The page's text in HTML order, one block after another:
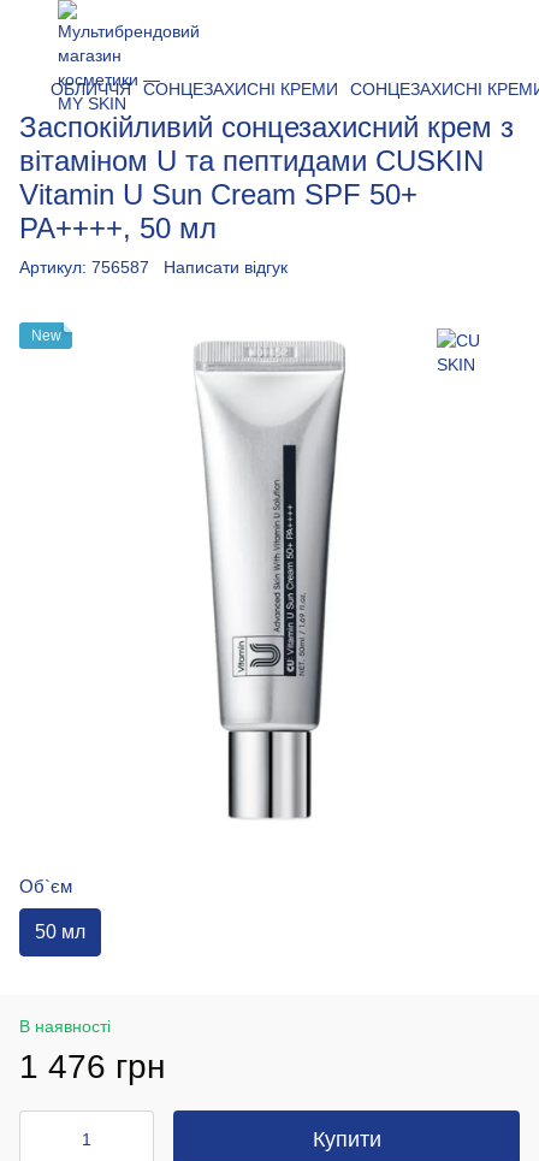
ОБЛИЧЧЯ СОНЦЕЗАХИСНІ КРЕМИ СОНЦЕЗАХИСНІ
Заспокійливий сонцезахисний крем з
вітаміном U та пептидами CUSKIN
Vitamin U Sun Cream SPF 50+
PA++++, 50 мл
Артикул: 756587 Написати відгук
New
Об`єм
50 мл
В наявності
1 476 грн
Купити